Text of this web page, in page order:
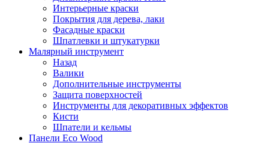
Интерьерные краски
Покрытия для дерева, лаки
Фасадные краски
Шпатлевки и штукатурки
Малярный инструмент
Назад
Валики
Дополнительные инструменты
Защита поверхностей
Инструменты для декоративных эффектов
Кисти
Шпатели и кельмы
Панели Eco Wood